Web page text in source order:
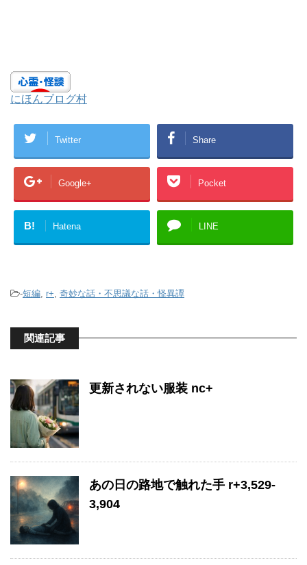
にほんブログ村
Twitter Share
Google+ Pocket
B! Hatena LINE
-短編 r+ 奇妙な話・不思議な話・怪異譚
関連記事
更新されない服装 nc+
あの日の路地で触れた手 r+3,529-
3,904